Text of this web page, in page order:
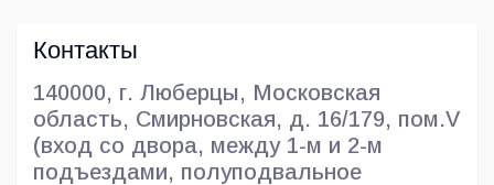
Контакты
140000, г. Люберцы, Московская
область, Смирновская, д. 16/179, пом.V
(вход со двора, между 1-м и 2-м
подъездами, полуподвальное